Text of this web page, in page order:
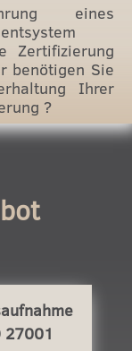
eines
Zertifizierung
benötigen Sie
Ihrer
?
27001